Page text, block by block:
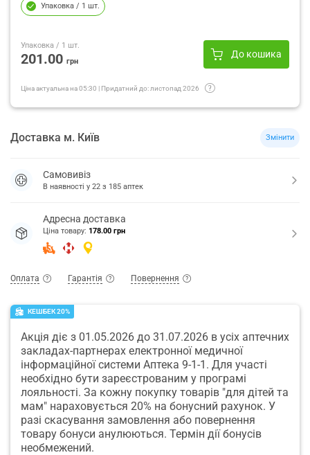
Упаковка / 1 шт.
Упаковка / 1 шт.
201.00 грн
До кошика
Ціна актуальна на05:30 | Придатний до: листопад 2026
Доставка м. Київ Змінити
Самовивіз
В наявності у 22 з 185 аптек
Адресна доставка
Ціна товару: 178.00 грн
Оплата Гарантія Повернення
КЕШБЕК 20%
Акція діє з 01.05.2026 до 31.07.2026 в усіх аптечних
закладах-партнерах електронної медичної
інформаційної системи Аптека 9-1-1. Для участі
необхідно бути зареєстрованим у програмі
лояльності. За кожну покупку товарів "для дітей та
мам" нараховується 20% на бонусний рахунок. У
разі скасування замовлення або повернення
товару бонуси анулюються. Термін дії бонусів
необмежений.